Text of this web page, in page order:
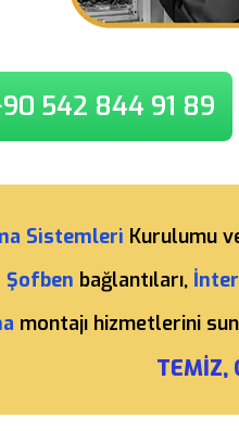
542 844 91 89
Sistemleri Kurulumu
bağlantıları,
montajı hizmetlerini
TEMİZ,